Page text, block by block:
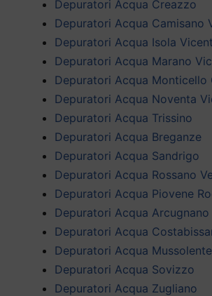
Depuratori Acqua Creazzo
Depuratori Acqua Camisano
Depuratori Acqua Isola
Depuratori Acqua Marano
Depuratori Acqua Monticello
Depuratori Acqua Noventa
Depuratori Acqua Trissino
Depuratori Acqua Breganze
Depuratori Acqua Sandrigo
Depuratori Acqua Rossano
Depuratori Acqua Piovene
Depuratori Acqua Arcugnano
Depuratori Acqua
Depuratori Acqua Mussolente
Depuratori Acqua Sovizzo
Depuratori Acqua Zugliano